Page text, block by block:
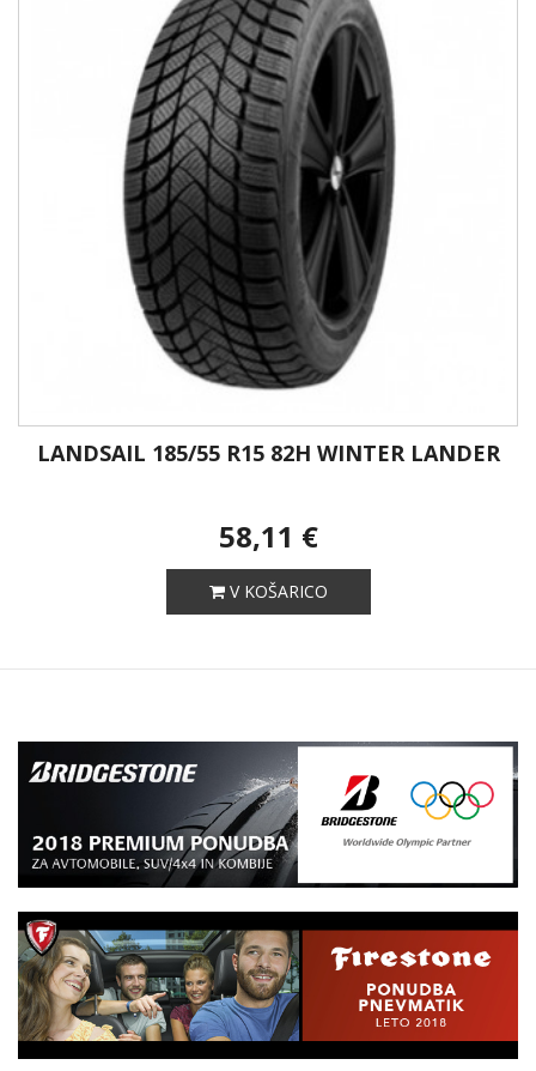
LANDSAIL 185/55 R15 82H WINTER LANDER
58,11 €
V KOŠARICO